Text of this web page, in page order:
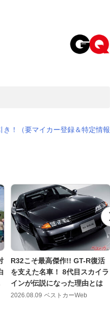
き！（要マイカー登録＆特定情報
R32こそ最高傑作!! GT-R復活
を支えた名車！ 8代目スカイラ
インが伝説になった理由とは
2026.08.09 ベストカーWeb